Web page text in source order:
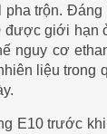
pha trộn.
được giới hạn
nguy cơ
liệu trong
E10 trước